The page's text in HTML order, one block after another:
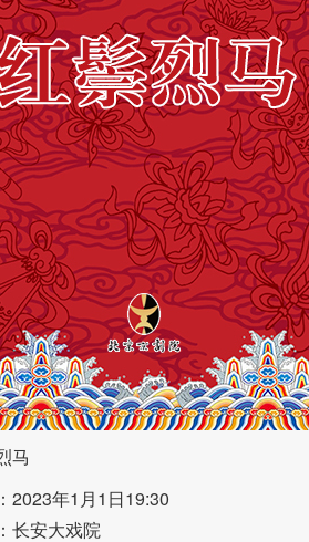
马
2023年1月1日19:30
长安大戏院